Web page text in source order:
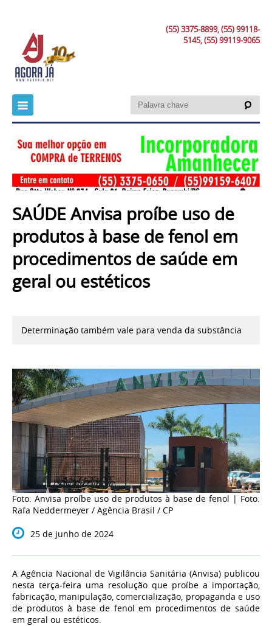
(55) 3375-8899, (55) 99118-
5145, (55) 99119-9065
SAÚDE Anvisa proíbe uso de
produtos à base de fenol em
procedimentos de saúde em
geral ou estéticos
Determinação também vale para venda da substância
Foto: Anvisa proíbe uso de produtos à base de fenol | Foto:
Rafa Neddermeyer / Agência Brasil / CP
25 de junho de 2024
A Agência Nacional de Vigilância Sanitária (Anvisa) publicou
nesta terça-feira uma resolução que proíbe a importação,
fabricação, manipulação, comercialização, propaganda e uso
de produtos à base de fenol em procedimentos de saúde
em geral ou estéticos.